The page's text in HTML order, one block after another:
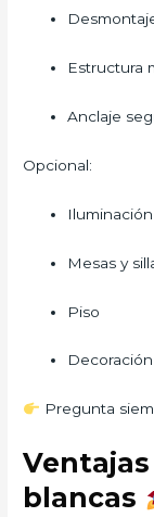
Estructura
Anclaje
Opcional:
Iluminación
Mesas y
Piso
Decoración
Pregunta
blancas